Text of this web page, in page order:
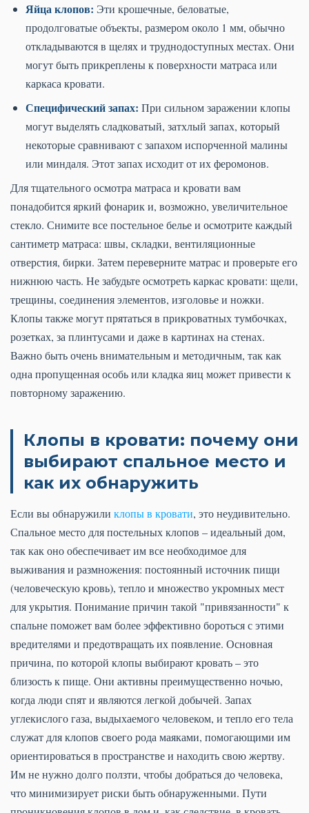
Яйца клопов: Эти крошечные, беловатые,
продолговатые объекты, размером около 1 мм, обычно
откладываются в щелях и труднодоступных местах. Они
могут быть прикреплены к поверхности матраса или
каркаса кровати.
Специфический запах: При сильном заражении клопы
могут выделять сладковатый, затхлый запах, который
некоторые сравнивают с запахом испорченной малины
или миндаля. Этот запах исходит от их феромонов.
Для тщательного осмотра матраса и кровати вам
понадобится яркий фонарик и, возможно, увеличительное
стекло. Снимите все постельное белье и осмотрите каждый
сантиметр матраса: швы, складки, вентиляционные
отверстия, бирки. Затем переверните матрас и проверьте его
нижнюю часть. Не забудьте осмотреть каркас кровати: щели,
трещины, соединения элементов, изголовье и ножки.
Клопы также могут прятаться в прикроватных тумбочках,
розетках, за плинтусами и даже в картинах на стенах.
Важно быть очень внимательным и методичным, так как
одна пропущенная особь или кладка яиц может привести к
повторному заражению.
Клопы в кровати: почему они
выбирают спальное место и
как их обнаружить
Если вы обнаружили клопы в кровати, это неудивительно.
Спальное место для постельных клопов – идеальный дом,
так как оно обеспечивает им все необходимое для
выживания и размножения: постоянный источник пищи
(человеческую кровь), тепло и множество укромных мест
для укрытия. Понимание причин такой "привязанности" к
спальне поможет вам более эффективно бороться с этими
вредителями и предотвращать их появление. Основная
причина, по которой клопы выбирают кровать – это
близость к пище. Они активны преимущественно ночью,
когда люди спят и являются легкой добычей. Запах
углекислого газа, выдыхаемого человеком, и тепло его тела
служат для клопов своего рода маяками, помогающими им
ориентироваться в пространстве и находить свою жертву.
Им не нужно долго ползти, чтобы добраться до человека,
что минимизирует риски быть обнаруженными. Пути